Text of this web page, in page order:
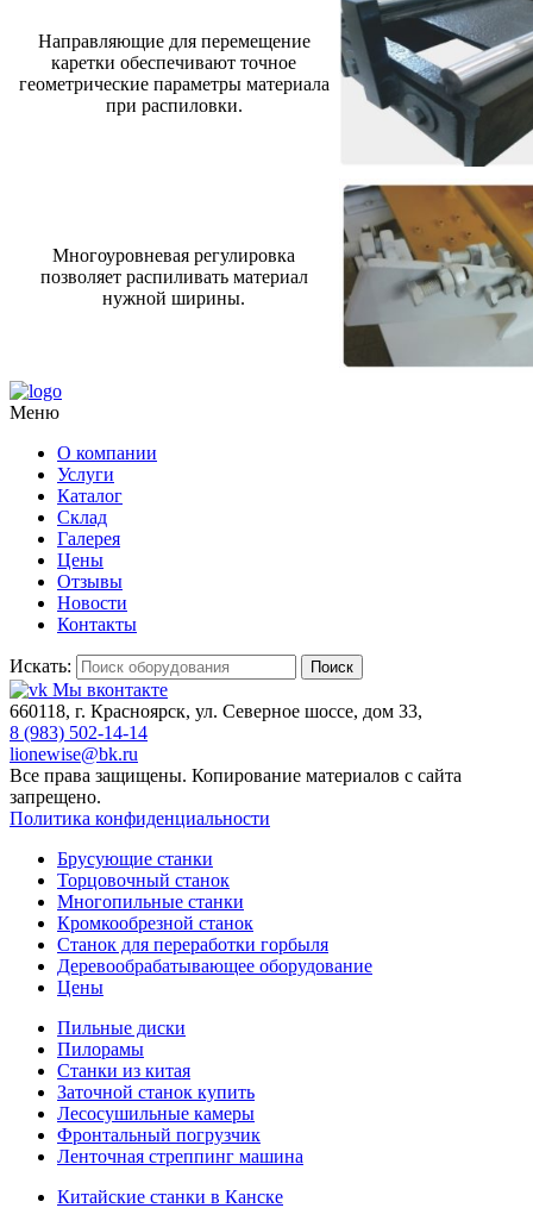
Направляющие для перемещение
каретки обеспечивают точное
геометрические параметры материала
при распиловки.
Многоуровневая регулировка
позволяет распиливать материал
нужной ширины.
Меню
О компании
Услуги
Каталог
Склад
Галерея
Цены
Отзывы
Новости
Контакты
Искать: Поиск
Мы вконтакте
660118, г. Красноярск, ул. Северное шоссе, дом 33,
8 (983) 502-14-14
lionewise@bk.ru
Все права защищены. Копирование материалов с сайта
запрещено.
Политика конфиденциальности
Брусующие станки
Торцовочный станок
Многопильные станки
Кромкообрезной станок
Станок для переработки горбыля
Деревообрабатывающее оборудование
Цены
Пильные диски
Пилорамы
Станки из китая
Заточной станок купить
Лесосушильные камеры
Фронтальный погрузчик
Ленточная стреппинг машина
Китайские станки в Канске